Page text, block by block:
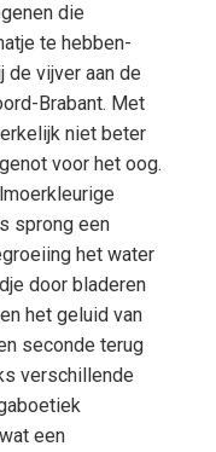
die
te hebben-
vijver aan de
Brabant. Met
niet beter
voor het oog.
sprong een
het water
door bladeren
het geluid van
seconde terug
verschillende
een